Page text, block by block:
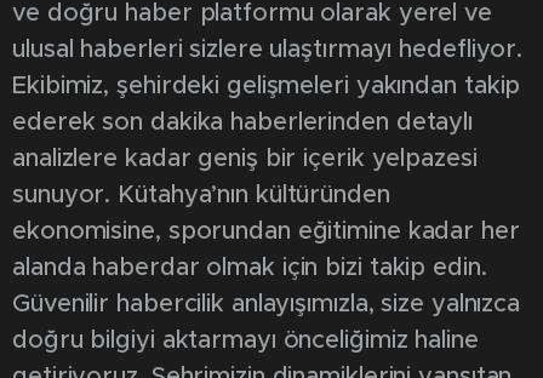
ve doğru haber platformu olarak yerel ve
ulusal haberleri sizlere ulaştırmayı hedefliyor.
Ekibimiz, şehirdeki gelişmeleri yakından takip
ederek son dakika haberlerinden detaylı
analizlere kadar geniş bir içerik yelpazesi
sunuyor. Kütahya’nın kültüründen
ekonomisine, sporundan eğitimine kadar her
alanda haberdar olmak için bizi takip edin.
Güvenilir habercilik anlayışımızla, size yalnızca
doğru bilgiyi aktarmayı önceliğimiz haline